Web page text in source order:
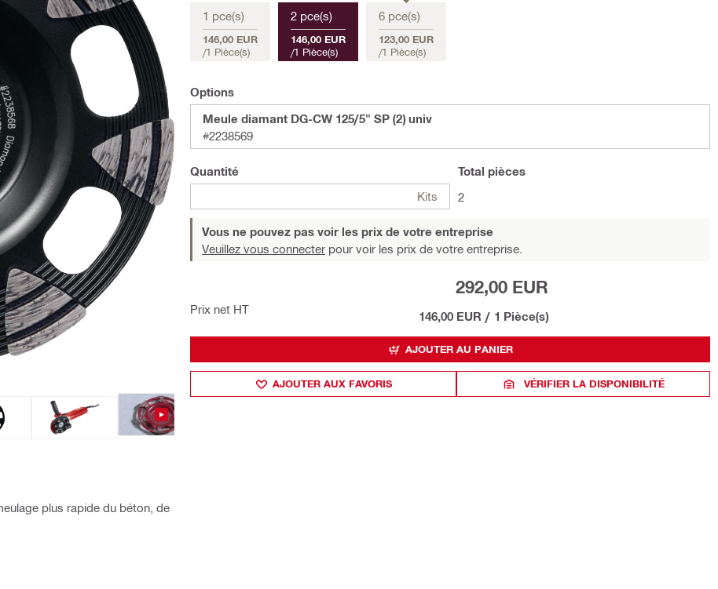
plus rapide du béton, de
1 pce(s)
146,00 EUR
/1 Pièce(s)
2 pce(s)
146,00 EUR
/1 Pièce(s)
6 pce(s)
123,00 EUR
/1 Pièce(s)
Options
Meule diamant DG-CW 125/5" SP (2) univ
#2238569
Quantité
Kits
Total pièces
2
Vous ne pouvez pas voir les prix de votre entreprise
Veuillez vous connecter pour voir les prix de votre entreprise.
Prix net HT
292,00 EUR
146,00 EUR / 1 Pièce(s)
AJOUTER AU PANIER
AJOUTER AUX FAVORIS VÉRIFIER LA DISPONIBILITÉ